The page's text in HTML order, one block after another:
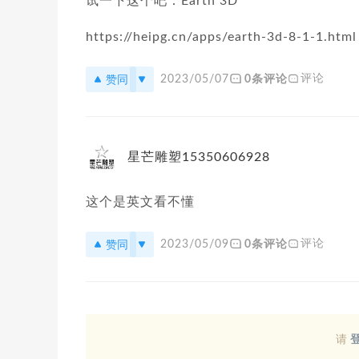
https://heipg.cn/apps/earth-3d-8-1-1.html
赞同 2023/05/07 0条评论 评论
星芒雕塑15350606928
这个是英文看不懂
赞同 2023/05/09 0条评论 评论
请